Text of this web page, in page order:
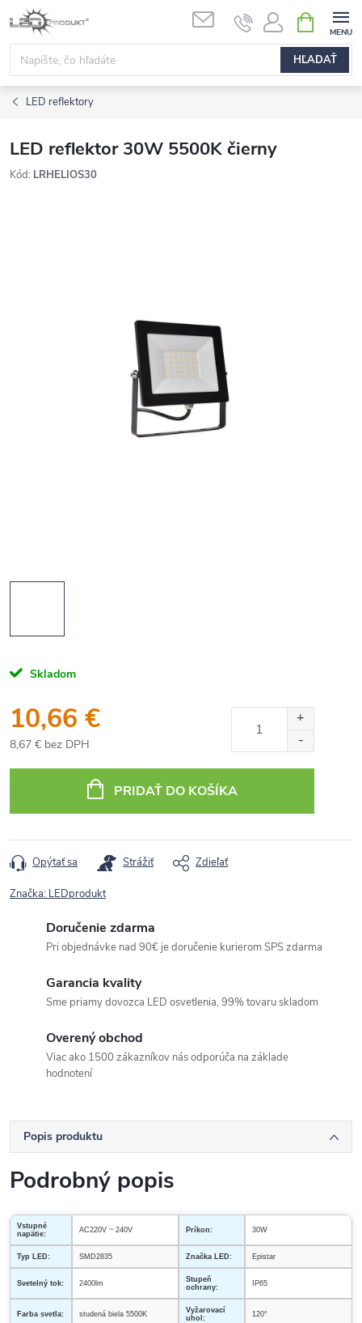
Prejsť
na
obsah
HĽADAŤ
KOŠÍK
LED reflektory
LED reflektor 30W 5500K čierny
Kód: LRHELIOS30
Skladom
10,66 €
8,67 € bez DPH
cena:
PRIDAŤ DO KOŠÍKA
Opýtať sa Strážiť Zdieľať
Značka: LEDprodukt
Doručenie zdarma
Pri objednávke nad 90€ je doručenie kurierom SPS zdarma
Garancia kvality
Sme priamy dovozca LED osvetlenia, 99% tovaru skladom
Overený obchod
Viac ako 1500 zákazníkov nás odporúča na základe
hodnotení
Popis produktu
Podrobný popis
Vstupné
napätie:
AC220V ~ 240V Príkon: 30W
Typ LED: SMD2835 Značka LED: Epistar
Svetelný tok: 2400lm
Stupeň
ochrany:
IP65
Farba svetla: studená biela 5500K
Vyžarovací
uhol:
120°